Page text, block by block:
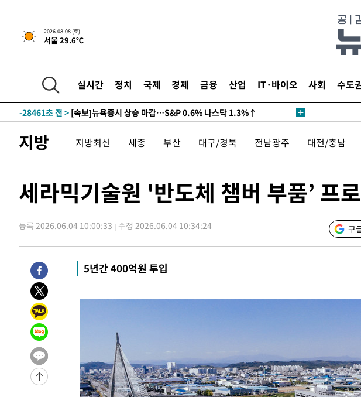
2026.08.08 (토)
서울 29.6℃
실시간 정치 국제 경제 금융 산업 IT·바이오 사회 수도
-28461초 전 > [속보]뉴욕증시 상승 마감…S&P 0.6% 나스닥 1.3%↑
지방 지방최신 세종 부산 대구/경북 전남광주 대전/충남
세라믹기술원 '반도체 챔버 부품’ 프
등록 2026.06.04 10:00:33 수정 2026.06.04 10:34:24 구
5년간 400억원 투입